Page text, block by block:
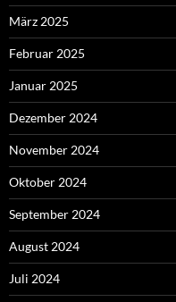
März 2025
Februar 2025
Januar 2025
Dezember 2024
November 2024
Oktober 2024
September 2024
August 2024
Juli 2024